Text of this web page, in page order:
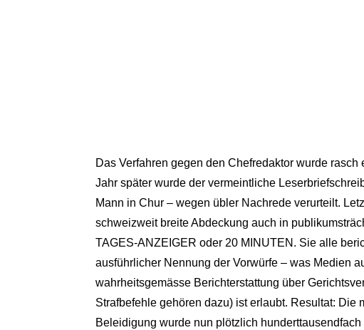
Das Verfahren gegen den Chefredaktor wurde
Jahr später wurde der vermeintliche
Mann in Chur – wegen übler Nachrede verurteilt.
schweizweit breite Abdeckung auch in
TAGES-ANZEIGER oder 20 MINUTEN. Sie alle
ausführlicher Nennung der Vorwürfe – was Medien
wahrheitsgemässe Berichterstattung über
Strafbefehle gehören dazu) ist erlaubt. Resultat: Die
Beleidigung wurde nun plötzlich hunderttausendfach